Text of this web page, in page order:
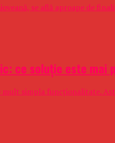
se află aproape de
ce soluție este
mult simpla funcționalitate.